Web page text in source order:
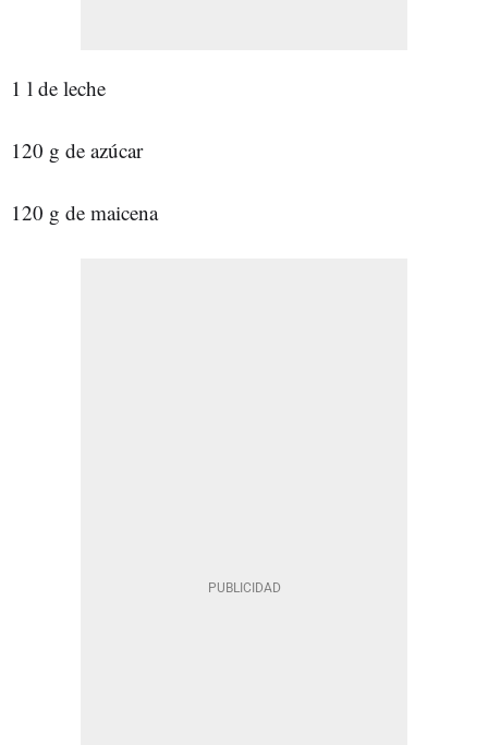
1 l de leche
120 g de azúcar
120 g de maicena